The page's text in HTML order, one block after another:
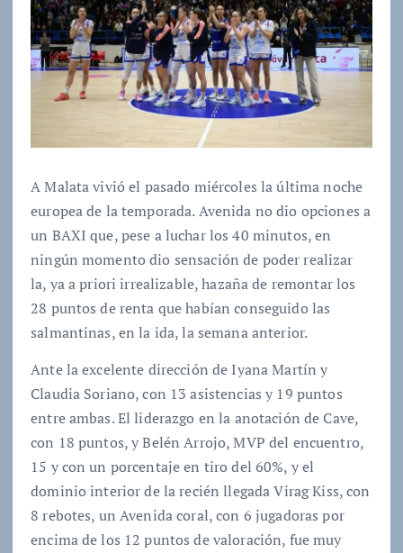
A Malata vivió el pasado miércoles la última noche
europea de la temporada. Avenida no dio opciones a
un BAXI que, pese a luchar los 40 minutos, en
ningún momento dio sensación de poder realizar
la, ya a priori irrealizable, hazaña de remontar los
28 puntos de renta que habían conseguido las
salmantinas, en la ida, la semana anterior.
Ante la excelente dirección de Iyana Martín y
Claudia Soriano, con 13 asistencias y 19 puntos
entre ambas. El liderazgo en la anotación de Cave,
con 18 puntos, y Belén Arrojo, MVP del encuentro,
15 y con un porcentaje en tiro del 60%, y el
dominio interior de la recién llegada Virag Kiss, con
8 rebotes, un Avenida coral, con 6 jugadoras por
encima de los 12 puntos de valoración, fue muy